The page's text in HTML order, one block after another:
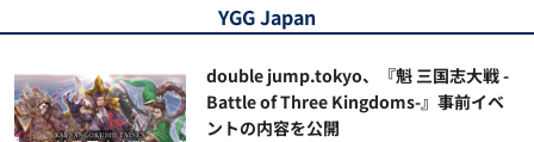
YGG Japan
double jump.tokyo、『魁 三国志大戦 -
Battle of Three Kingdoms-』事前イベ
ントの内容を公開